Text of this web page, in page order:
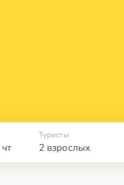
чт 2 взрослых
Туристы